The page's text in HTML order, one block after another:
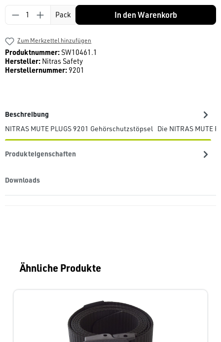
Produkt Anzahl: Gib den gewünschten Wert
Pack In den Warenkorb
Zum Merkzettel hinzufügen
Produktnummer:SW10461.1
Hersteller: Nitras Safety
Herstellernummer: 9201
Beschreibung
NITRAS MUTE PLUGS 9201 Gehörschutzstöpsel Die NITRAS
Produkteigenschaften
Downloads
Produktgalerie überspringen
Ähnliche Produkte